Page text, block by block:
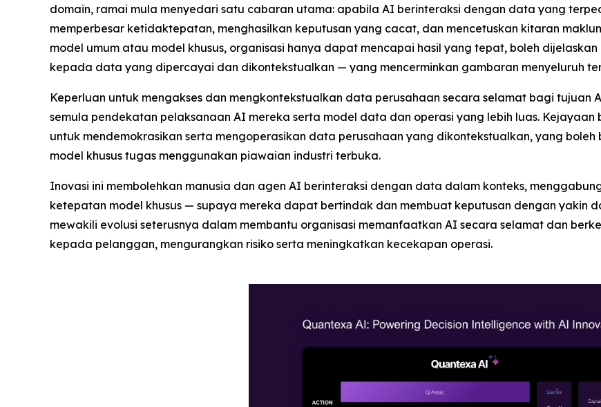
domain, ramai mula menyedari satu cabaran utama: apabila AI berinteraksi dengan data yang
memperbesar ketidaktepatan, menghasilkan keputusan yang cacat, dan mencetuskan kitaran
model umum atau model khusus, organisasi hanya dapat mencapai hasil yang tepat, boleh
kepada data yang dipercayai dan dikontekstualkan — yang mencerminkan gambaran menyeluruh
Keperluan untuk mengakses dan mengkontekstualkan data perusahaan secara selamat bagi tujuan
semula pendekatan pelaksanaan AI mereka serta model data dan operasi yang lebih luas.
untuk mendemokrasikan serta mengoperasikan data perusahaan yang dikontekstualkan, yang
model khusus tugas menggunakan piawaian industri terbuka.
Inovasi ini membolehkan manusia dan agen AI berinteraksi dengan data dalam konteks,
ketepatan model khusus — supaya mereka dapat bertindak dan membuat keputusan dengan yakin
mewakili evolusi seterusnya dalam membantu organisasi memanfaatkan AI secara selamat dan
kepada pelanggan, mengurangkan risiko serta meningkatkan kecekapan operasi.